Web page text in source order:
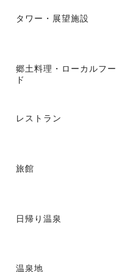
タワー・展望施設
郷土料理・ローカルフー
ド
レストラン
旅館
日帰り温泉
温泉地